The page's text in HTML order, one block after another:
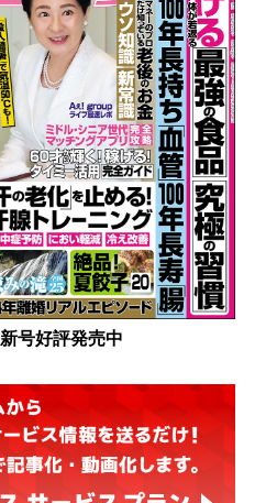
号好評発売中